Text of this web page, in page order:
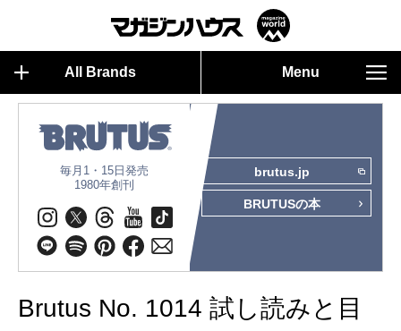
All Brands Menu
毎月1・15日発売
1980年創刊
brutus.jp
BRUTUSの本
Brutus No. 1014 試し読みと目